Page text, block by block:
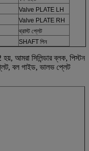
Valve PLATE LH
Valve PLATE RH
থ্রাস্ট প্লেট
SHAFT পিন
আমরা সিলিন্ডার ব্লক, পিস্টন
বল গাইড, ভালভ প্লেট